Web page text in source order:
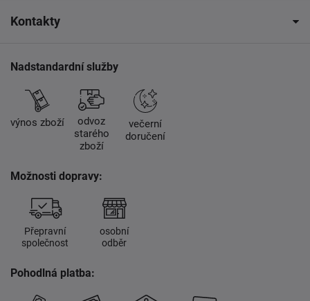
Kontakty
Nadstandardní služby
výnos zboží
odvoz
starého
zboží
večerní
doručení
Možnosti dopravy:
Přepravní
společnost
osobní
odběr
Pohodlná platba: